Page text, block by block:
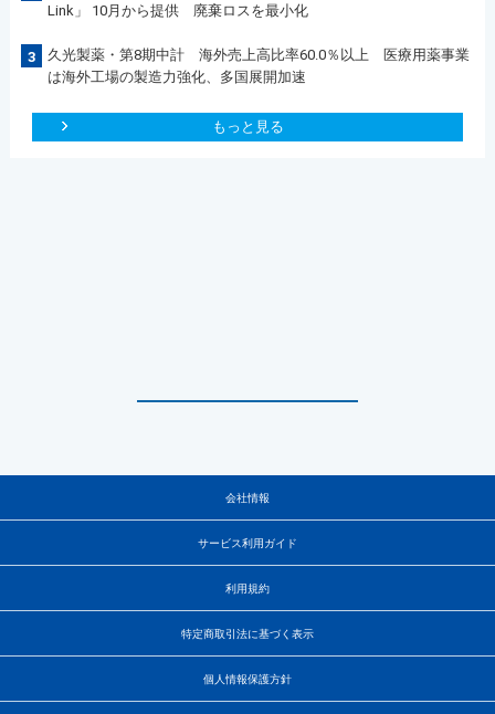
Link」 10月から提供 廃棄ロスを最小化
3
久光製薬・第8期中計 海外売上高比率60.0％以上 医療用薬事業
は海外工場の製造力強化、多国展開加速
もっと見る
会社情報
サービス利用ガイド
利用規約
特定商取引法に基づく表示
個人情報保護方針